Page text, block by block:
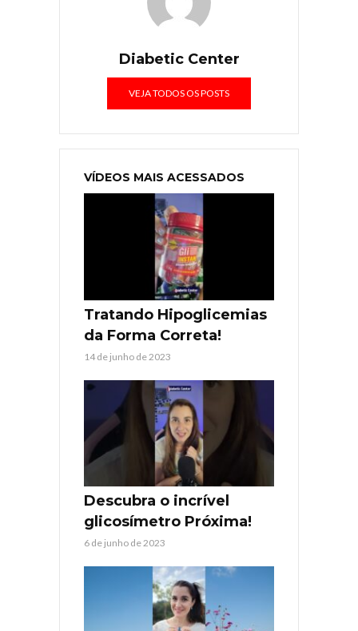
Diabetic Center
VEJA TODOS OS POSTS
VÍDEOS MAIS ACESSADOS
Tratando Hipoglicemias
da Forma Correta!
14 de junho de 2023
Descubra o incrível
glicosímetro Próxima!
6 de junho de 2023